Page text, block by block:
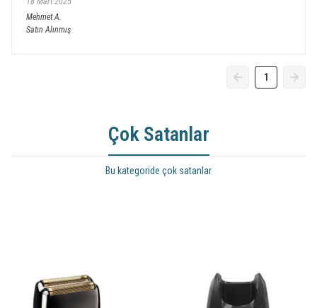
MehmetA.
Satın Alınmış
1
Çok Satanlar
Bu kategoride çok satanlar